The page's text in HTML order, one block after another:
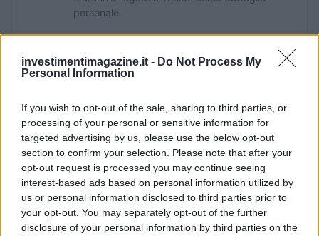
investimentimagazine.it - Do Not Process My
Personal Information
If you wish to opt-out of the sale, sharing to third parties, or
processing of your personal or sensitive information for
targeted advertising by us, please use the below opt-out
section to confirm your selection. Please note that after your
opt-out request is processed you may continue seeing
interest-based ads based on personal information utilized by
us or personal information disclosed to third parties prior to
your opt-out. You may separately opt-out of the further
disclosure of your personal information by third parties on the
personale.